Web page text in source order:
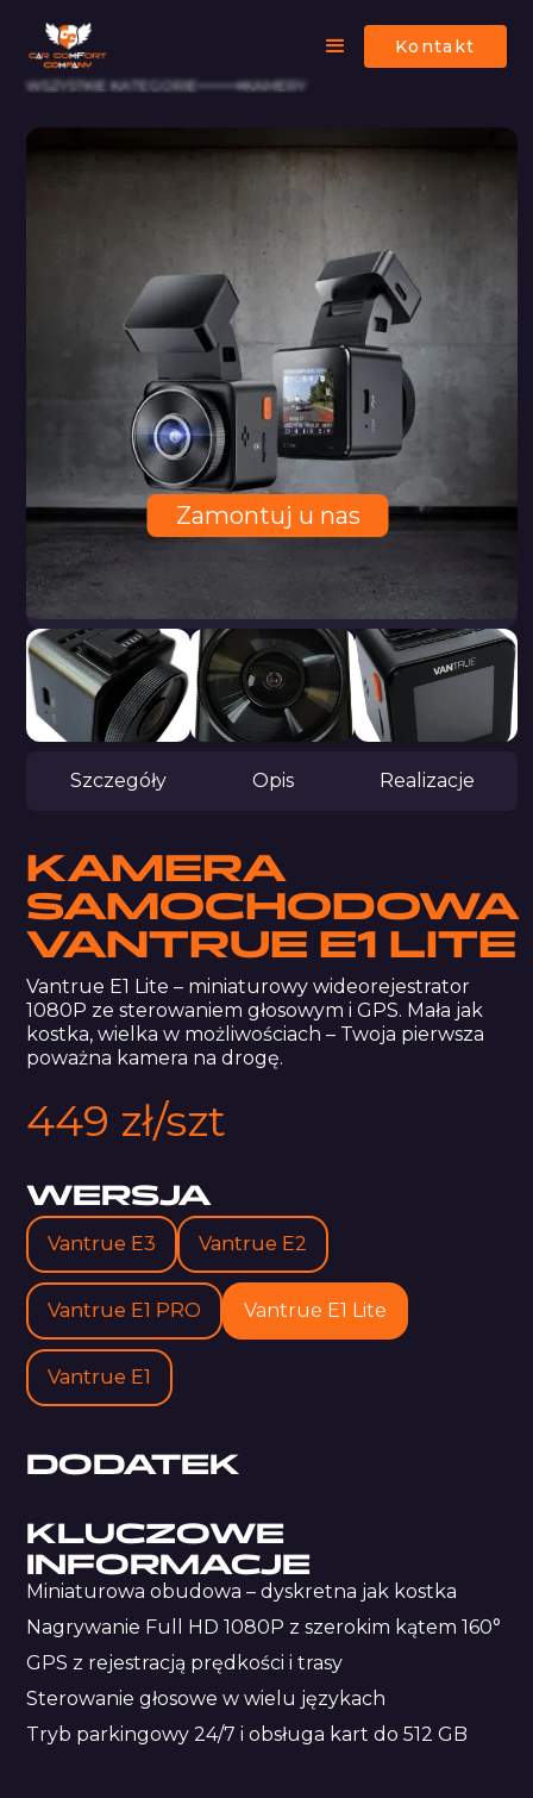
Kontakt
WSZYSTKIE KATEGORIE KAMERY
Zamontuj u nas
Szczegóły Opis Realizacje
KAMERA
SAMOCHODOWA
VANTRUE E1 LITE
Vantrue E1 Lite – miniaturowy wideorejestrator
1080P ze sterowaniem głosowym i GPS. Mała jak
kostka, wielka w możliwościach – Twoja pierwsza
poważna kamera na drogę.
449 zł/szt
WERSJA
Vantrue E3 Vantrue E2
Vantrue E1 PRO Vantrue E1 Lite
Vantrue E1
DODATEK
KLUCZOWE
INFORMACJE
Miniaturowa obudowa – dyskretna jak kostka
Nagrywanie Full HD 1080P z szerokim kątem 160°
GPS z rejestracją prędkości i trasy
Sterowanie głosowe w wielu językach
Tryb parkingowy 24/7 i obsługa kart do 512 GB